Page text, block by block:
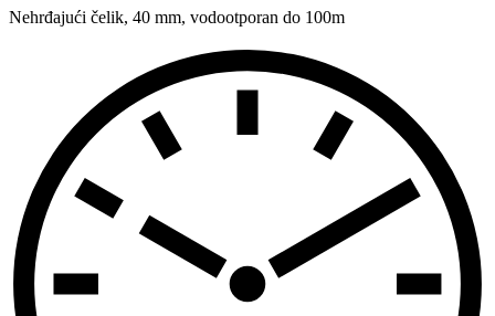
Nehrđajući čelik, 40 mm, vodootporan do 100m